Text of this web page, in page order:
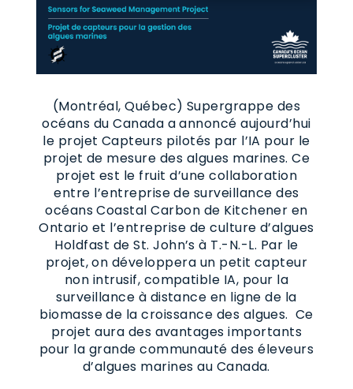
(Montréal, Québec) Supergrappe des
océans du Canada a annoncé aujourd’hui
le projet Capteurs pilotés par l’IA pour le
projet de mesure des algues marines. Ce
projet est le fruit d’une collaboration
entre l’entreprise de surveillance des
océans Coastal Carbon de Kitchener en
Ontario et l’entreprise de culture d’algues
Holdfast de St. John’s à T.-N.-L. Par le
projet, on développera un petit capteur
non intrusif, compatible IA, pour la
surveillance à distance en ligne de la
biomasse de la croissance des algues. Ce
projet aura des avantages importants
pour la grande communauté des éleveurs
d’algues marines au Canada.